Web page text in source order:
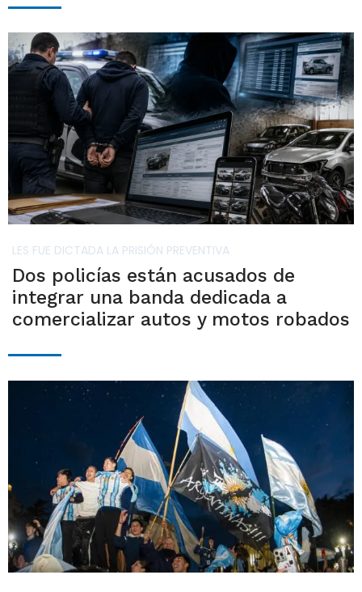
LES FUE DICTADA LA PRISIÓN PREVENTIVA
Dos policías están acusados de
integrar una banda dedicada a
comercializar autos y motos robados